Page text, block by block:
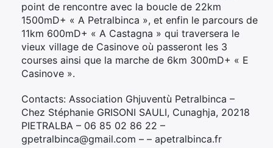
point de rencontre avec la boucle de 22km
1500mD+ « A Petralbinca », et enfin le parcours de
11km 600mD+ « A Castagna » qui traversera le
vieux village de Casinove où passeront les 3
courses ainsi que la marche de 6km 300mD+ « E
Casinove ».
Contacts: Association Ghjuventù Petralbinca –
Chez Stéphanie GRISONI SAULI, Cunaghja, 20218
PIETRALBA – 06 85 02 86 22 –
gpetralbinca@gmail.com – – apetralbinca.fr